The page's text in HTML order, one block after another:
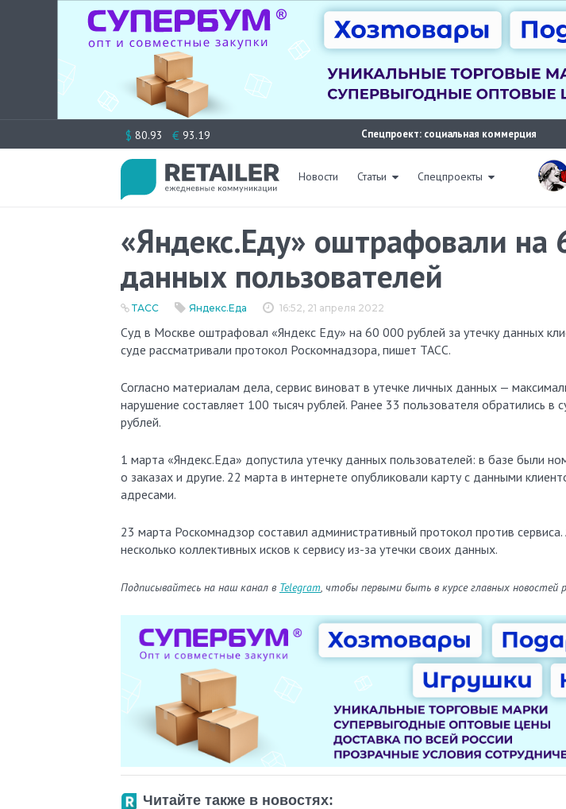
к
$ 80.93 € 93.19 Спецпроект: социальная коммерция
Новости Статьи Спецпроекты
«Яндекс.Еду» оштрафовали на
данных пользователей
16:52, 21 апреля 2022
ТАСС Яндекс.Еда
Суд в Москве оштрафовал «Яндекс Еду» на 60 000 рублей за утечку данных клиентов в открытый доступ, в
суде рассматривали протокол Роскомнадзора, пишет ТАСС.
Согласно материалам дела, сервис виноват в утечке личных данных —
нарушение составляет 100 тысяч рублей. Ранее 33 пользователя обратились в
рублей.
1 марта «Яндекс.Еда» допустила утечку данных пользователей: в базе были
о заказах и другие. 22 марта в интернете опубликовали карту с данными
адресами.
23 марта Роскомнадзор составил административный протокол против
несколько коллективных исков к сервису из-за утечки своих данных.
Подписывайтесь на наш канал в Telegram, чтобы первыми быть в курсе главных новостей
Читайте также в новостях: